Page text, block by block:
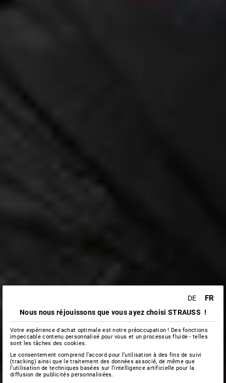
DE FR
Nous nous réjouissons que vous ayez choisi STRAUSS !
Votre expérience d'achat optimale est notre préoccupation ! Des fonctions
impeccable contenu personnalisé pour vous et un processus fluide - telles
sont les tâches des cookies.
Le consentement comprend l’accord pour l’utilisation à des fins de suivi
(tracking) ainsi que le traitement des données associé, de même que
l’utilisation de techniques basées sur l’intelligence artificielle pour la
diffusion de publicités personnalisées.